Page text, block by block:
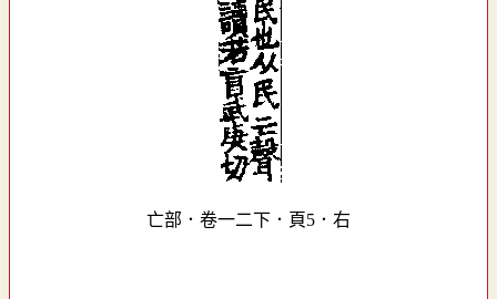
亡部．卷一二下．頁5．右